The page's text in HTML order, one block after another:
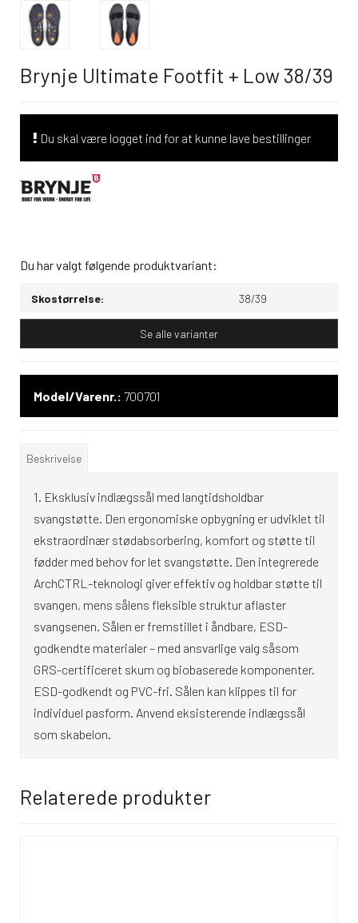
Brynje Ultimate Footfit + Low 38/39
Du skal være logget ind for at kunne lave bestillinger
Du har valgt følgende produktvariant:
Skostørrelse: 38/39
Se alle varianter
Model/Varenr.: 700701
Beskrivelse
Eksklusiv indlægssål med langtidsholdbar
svangstøtte. Den ergonomiske opbygning er udviklet til
ekstraordinær stødabsorbering, komfort og støtte til
fødder med behov for let svangstøtte. Den integrerede
ArchCTRL-teknologi giver effektiv og holdbar støtte til
svangen, mens sålens fleksible struktur aflaster
svangsenen. Sålen er fremstillet i åndbare, ESD-
godkendte materialer – med ansvarlige valg såsom
GRS-certificeret skum og biobaserede komponenter.
ESD-godkendt og PVC-fri. Sålen kan klippes til for
individuel pasform. Anvend eksisterende indlægssål
som skabelon.
Relaterede produkter